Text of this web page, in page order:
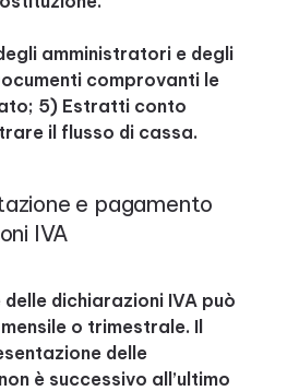
amministratori e degli
comprovanti le
5) Estratti conto
il flusso di cassa.
e pagamento
IVA
dichiarazioni IVA può
o trimestrale. Il
delle
è successivo all’ultimo